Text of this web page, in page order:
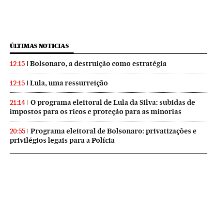
ÚLTIMAS NOTICIAS
12:15 Bolsonaro, a destruição como estratégia
12:15 Lula, uma ressurreição
21:14
O programa eleitoral de Lula da Silva: subidas de
impostos para os ricos e proteção para as minorias
20:55
Programa eleitoral de Bolsonaro: privatizações e
privilégios legais para a Polícia